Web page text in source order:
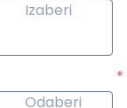
Izaberi
*
Odaberi